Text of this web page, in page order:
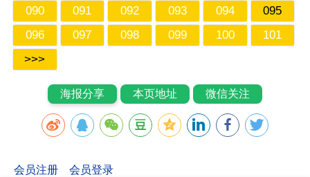
090
091 092 093 094
095
096
097 098 099 100
101
>>>
海报分享 本页地址 微信关注
会员注册 会员登录